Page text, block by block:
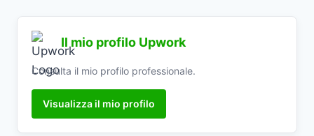
Il mio profilo Upwork
Consulta il mio profilo professionale.
Visualizza il mio profilo